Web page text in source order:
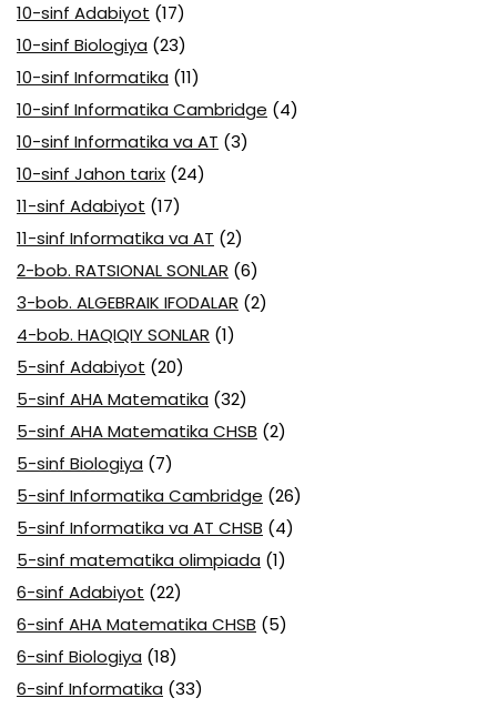
10-sinf Adabiyot (17)
10-sinf Biologiya (23)
10-sinf Informatika (11)
10-sinf Informatika Cambridge (4)
10-sinf Informatika va AT (3)
10-sinf Jahon tarix (24)
11-sinf Adabiyot (17)
11-sinf Informatika va AT (2)
2-bob. RATSIONAL SONLAR (6)
3-bob. ALGEBRAIK IFODALAR (2)
4-bob. HAQIQIY SONLAR (1)
5-sinf Adabiyot (20)
5-sinf AHA Matematika (32)
5-sinf AHA Matematika CHSB (2)
5-sinf Biologiya (7)
5-sinf Informatika Cambridge (26)
5-sinf Informatika va AT CHSB (4)
5-sinf matematika olimpiada (1)
6-sinf Adabiyot (22)
6-sinf AHA Matematika CHSB (5)
6-sinf Biologiya (18)
6-sinf Informatika (33)